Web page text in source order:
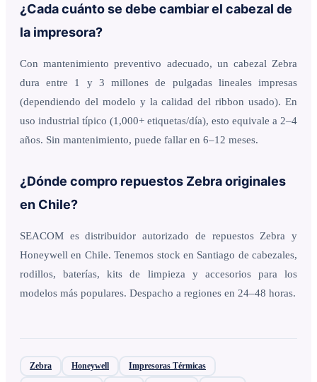
¿Cada cuánto se debe cambiar el cabezal de
la impresora?
Con mantenimiento preventivo adecuado, un cabezal Zebra
dura entre 1 y 3 millones de pulgadas lineales impresas
(dependiendo del modelo y la calidad del ribbon usado). En
uso industrial típico (1,000+ etiquetas/día), esto equivale a 2–4
años. Sin mantenimiento, puede fallar en 6–12 meses.
¿Dónde compro repuestos Zebra originales
en Chile?
SEACOM es distribuidor autorizado de repuestos Zebra y
Honeywell en Chile. Tenemos stock en Santiago de cabezales,
rodillos, baterías, kits de limpieza y accesorios para los
modelos más populares. Despacho a regiones en 24–48 horas.
Zebra Honeywell Impresoras Térmicas